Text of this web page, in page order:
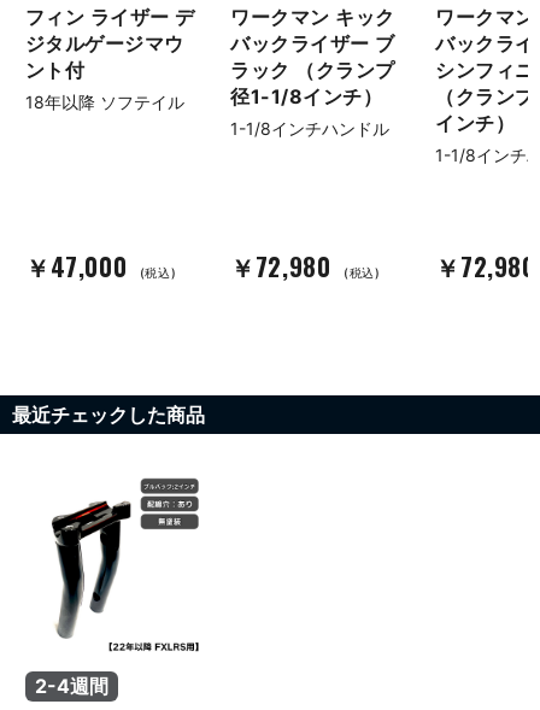
フィン ライザー デ
ジタルゲージマウ
ント付
18年以降 ソフテイル
￥47,000 (税込)
ワークマン キック
バックライザー ブ
ラック （クランプ
径1-1/8インチ）
1-1/8インチハンドル
￥72,980 (税込)
ワークマ
バックラ
シンフィ
（クラン
インチ）
1-1/8インチ
￥72,980
最近チェックした商品
2-4週間